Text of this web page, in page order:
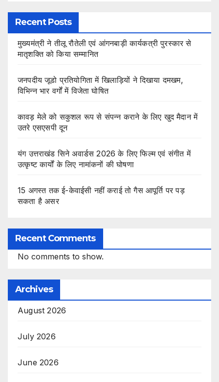
Recent Posts
मुख्यमंत्री ने तीलू रौतेली एवं आंगनबाड़ी कार्यकत्री पुरस्कार से
मातृशक्ति को किया सम्मानित
जनपदीय जूडो प्रतियोगिता में खिलाड़ियों ने दिखाया दमखम,
विभिन्न भार वर्गों में विजेता घोषित
कावड़ मेले को सकुशल रूप से संपन्न कराने के लिए खुद मैदान में
उतरे एसएसपी दून
यंग उत्तराखंड सिने अवार्डस 2026 के लिए फिल्म एवं संगीत में
उत्कृष्ट कार्यों के लिए नामांकनों की घोषणा
15 अगस्त तक ई-केवाईसी नहीं कराई तो गैस आपूर्ति पर पड़
सकता है असर
Recent Comments
No comments to show.
Archives
August 2026
July 2026
June 2026